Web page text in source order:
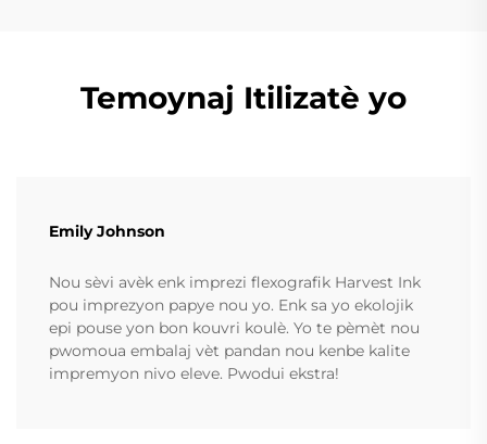
Temoynaj Itilizatè yo
Emily Johnson
Nou sèvi avèk enk imprezi flexografik Harvest Ink
pou imprezyon papye nou yo. Enk sa yo ekolojik
epi pouse yon bon kouvri koulè. Yo te pèmèt nou
pwomoua embalaj vèt pandan nou kenbe kalite
impremyon nivo eleve. Pwodui ekstra!